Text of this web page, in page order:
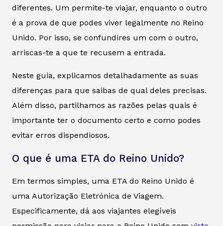
diferentes. Um permite-te viajar, enquanto o outro
é a prova de que podes viver legalmente no Reino
Unido. Por isso, se confundires um com o outro,
arriscas-te a que te recusem a entrada.
Neste guia, explicamos detalhadamente as suas
diferenças para que saibas de qual deles precisas.
Além disso, partilhamos as razões pelas quais é
importante ter o documento certo e como podes
evitar erros dispendiosos.
O que é uma ETA do Reino Unido?
Em termos simples, uma ETA do Reino Unido é
uma Autorização Eletrónica de Viagem.
Especificamente, dá aos viajantes elegíveis